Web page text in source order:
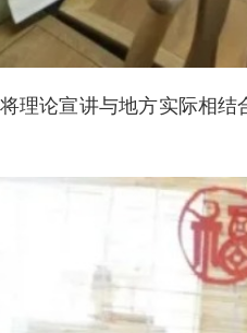
理论宣讲与地方实际相结